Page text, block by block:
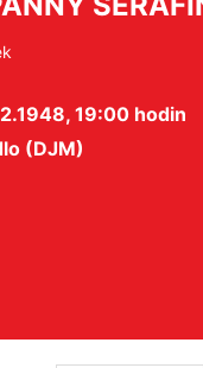
19:00 hodin
(DJM)